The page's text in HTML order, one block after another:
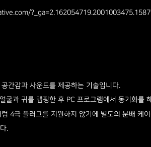
간감과 사운드를 제공하는 기술입니다.
굴과 귀를 맵핑한 후 PC 프로그램에서 동기화를
4극 플러그를 지원하지 않기에 별도의 분배 케
.​